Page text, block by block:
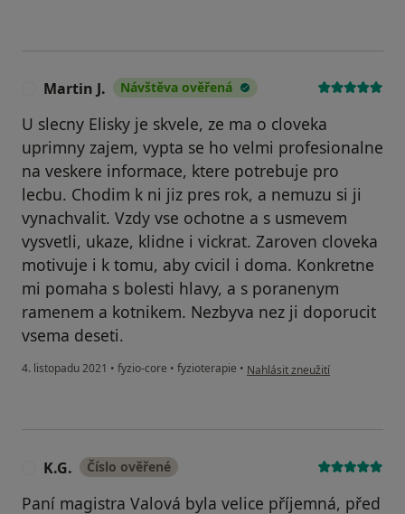
Martin J. Návštěva ověřená
U slecny Elisky je skvele, ze ma o cloveka
uprimny zajem, vypta se ho velmi profesionalne
na veskere informace, ktere potrebuje pro
lecbu. Chodim k ni jiz pres rok, a nemuzu si ji
vynachvalit. Vzdy vse ochotne a s usmevem
vysvetli, ukaze, klidne i vickrat. Zaroven cloveka
motivuje i k tomu, aby cvicil i doma. Konkretne
mi pomaha s bolesti hlavy, a s poranenym
ramenem a kotnikem. Nezbyva nez ji doporucit
vsema deseti.
4. listopadu 2021 • fyzio-core • fyzioterapie • podle názoru uživatele Martin J.
Nahlásit zneužití
K.G. Číslo ověřené
Paní magistra Valová byla velice příjemná, před